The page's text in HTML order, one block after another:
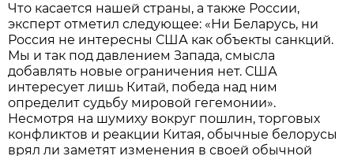
Что касается нашей страны, а также России,
эксперт отметил следующее: «Ни Беларусь, ни
Россия не интересны США как объекты санкций.
Мы и так под давлением Запада, смысла
добавлять новые ограничения нет. США
интересует лишь Китай, победа над ним
определит судьбу мировой гегемонии».
Несмотря на шумиху вокруг пошлин, торговых
конфликтов и реакции Китая, обычные белорусы
врял ли заметят изменения в своей обычной